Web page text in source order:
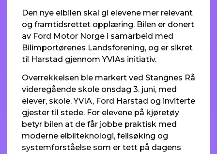
Den nye elbilen skal gi elevene mer relevant
og framtidsrettet opplæring. Bilen er donert
av Ford Motor Norge i samarbeid med
Bilimportørenes Landsforening, og er sikret
til Harstad gjennom YVIAs initiativ.
Overrekkelsen ble markert ved Stangnes Rå
videregående skole onsdag 3. juni, med
elever, skole, YVIA, Ford Harstad og inviterte
gjester til stede. For elevene på kjøretøy
betyr bilen at de får jobbe praktisk med
moderne elbilteknologi, feilsøking og
systemforståelse som er tett på dagens